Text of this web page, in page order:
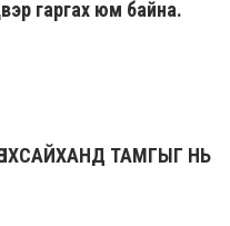
гаргах юм байна.
ТАМГЫГ НЬ